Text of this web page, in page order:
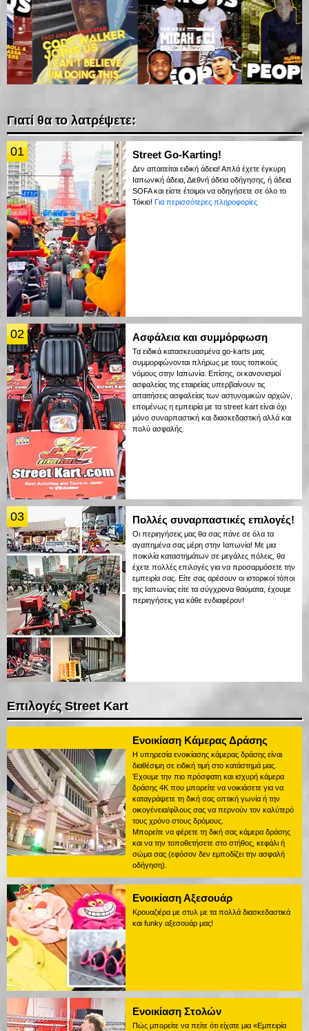
Γιατί θα το λατρέψετε:
01 Street Go-Karting!
Δεν απαιτείται ειδική άδεια! Απλά έχετε έγκυρη
Ιαπωνική άδεια, Διεθνή άδεια οδήγησης, ή άδεια
SOFA και είστε έτοιμοι να οδηγήσετε σε όλο το
Τόκιο! Για περισσότερες πληροφορίες
02 Ασφάλεια και συμμόρφωση
Τα ειδικά κατασκευασμένα go-karts μας
συμμορφώνονται πλήρως με τους τοπικούς
νόμους στην Ιαπωνία. Επίσης, οι κανονισμοί
ασφαλείας της εταιρείας υπερβαίνουν τις
απαιτήσεις ασφαλείας των αστυνομικών αρχών,
επομένως η εμπειρία με τα street kart είναι όχι
μόνο συναρπαστική και διασκεδαστική αλλά και
πολύ ασφαλής.
03 Πολλές συναρπαστικές επιλογές!
Οι περιηγήσεις μας θα σας πάνε σε όλα τα
αγαπημένα σας μέρη στην Ιαπωνία! Με μια
ποικιλία καταστημάτων σε μεγάλες πόλεις, θα
έχετε πολλές επιλογές για να προσαρμόσετε την
εμπειρία σας. Είτε σας αρέσουν οι ιστορικοί τόποι
της Ιαπωνίας είτε τα σύγχρονα θαύματα, έχουμε
περιηγήσεις για κάθε ενδιαφέρον!
Επιλογές Street Kart
Ενοικίαση Κάμερας Δράσης
Η υπηρεσία ενοικίασης κάμερας δράσης είναι
διαθέσιμη σε ειδική τιμή στο κατάστημά μας.
Έχουμε την πιο πρόσφατη και ισχυρή κάμερα
δράσης 4K που μπορείτε να νοικιάσετε για να
καταγράψετε τη δική σας οπτική γωνία ή την
οικογένεια/φίλους σας να περνούν τον καλύτερό
τους χρόνο στους δρόμους.
Μπορείτε να φέρετε τη δική σας κάμερα δράσης
και να την τοποθετήσετε στο στήθος, κεφάλι ή
σώμα σας (εφόσον δεν εμποδίζει την ασφαλή
οδήγηση).
Ενοικίαση Αξεσουάρ
Κρουαζιέρα με στυλ με τα πολλά διασκεδαστικά
και funky αξεσουάρ μας!
Ενοικίαση Στολών
Πώς μπορείτε να πείτε ότι είχατε μια «Εμπειρία